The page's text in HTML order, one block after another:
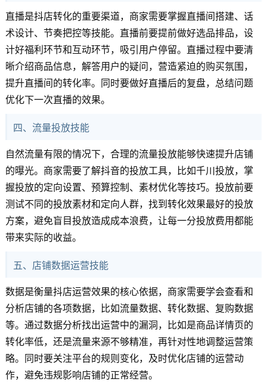
直播是抖店转化的重要渠道，商家需要掌握直播间搭建、话
术设计、节奏把控等技能。直播前要提前做好选品排品，设
计好福利环节和互动环节，吸引用户停留。直播过程中要清
晰介绍商品信息，解答用户的疑问，营造紧迫的购买氛围，
提升直播间的转化率。同时要做好直播后的复盘，总结问题
优化下一次直播的效果。
四、流量投放技能
自然流量有限的情况下，合理的流量投放能够快速提升店铺
的曝光。商家需要了解抖音的投放工具，比如千川投放，掌
握投放的定向设置、预算控制、素材优化等技巧。投放前要
测试不同的投放素材和定向人群，找到转化效果最好的投放
方案，避免盲目投放造成成本浪费，让每一分投放费用都能
带来实际的收益。
五、店铺数据运营技能
数据是衡量抖店运营效果的核心依据，商家需要学会查看和
分析店铺的各项数据，比如流量数据、转化数据、复购数据
等。通过数据分析找出运营中的漏洞，比如是商品详情页的
转化率低，还是流量来源不够精准，再针对性地调整运营策
略。同时要关注平台的规则变化，及时优化店铺的运营动
作，避免违规影响店铺的正常经营。